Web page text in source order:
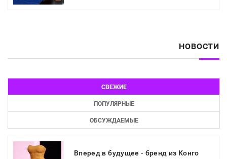
НОВОСТИ
СВЕЖИЕ
ПОПУЛЯРНЫЕ
ОБСУЖДАЕМЫЕ
Вперед в будущее - бренд из Конго